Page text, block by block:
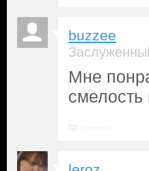
buzzee
Мне
смелость